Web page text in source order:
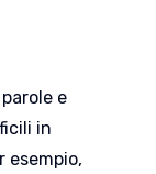
e
in
esempio,